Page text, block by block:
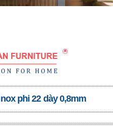
phi 22 dày 0,8mm